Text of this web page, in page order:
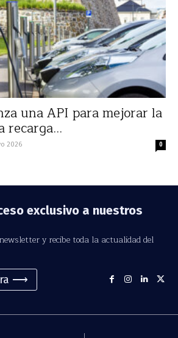
una API para mejorar la
recarga...
2026 0
exclusivo a nuestros
y recibe toda la actualidad del
⟶